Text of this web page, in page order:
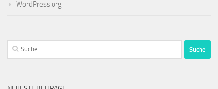
WordPress.org
Suche
nach: